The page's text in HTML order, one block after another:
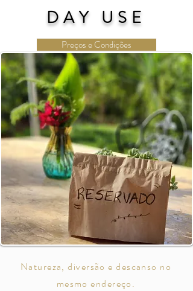
DAY USE
Preços e Condições
Natureza, diversão e descanso no
mesmo endereço.